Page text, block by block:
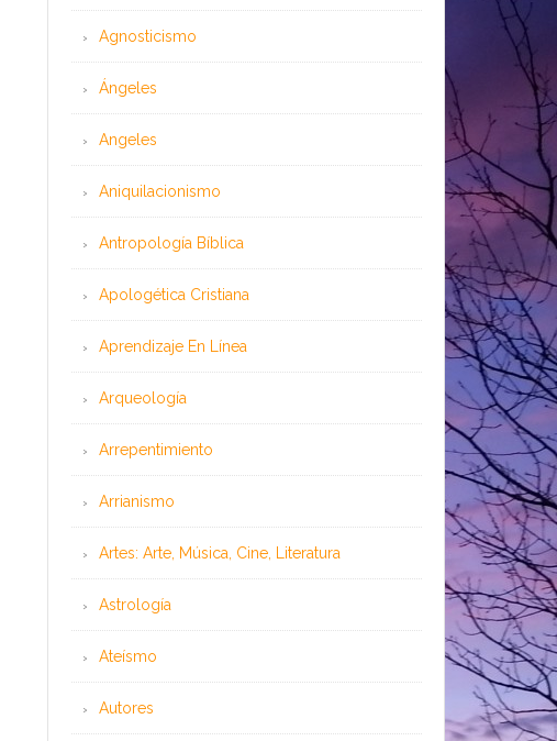
Agnosticismo
Ángeles
Angeles
Aniquilacionismo
Antropología Bíblica
Apologética Cristiana
Aprendizaje En Línea
Arqueología
Arrepentimiento
Arrianismo
Artes: Arte, Música, Cine, Literatura
Astrología
Ateísmo
Autores